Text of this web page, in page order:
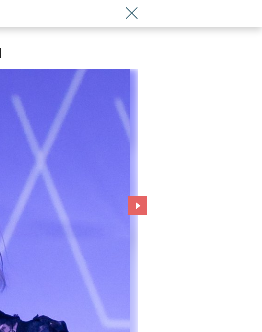
Wróć do artykułu Wrocław Fashion
Przejdź do kolejnego zdjęcia.